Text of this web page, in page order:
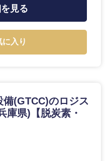
画
・制作、ゲーム
・消費財
・ライフサイエンス
ださい
英語を活かす
見る
に入り
備(GTCC)のロジス
庫県)【脱炭素・